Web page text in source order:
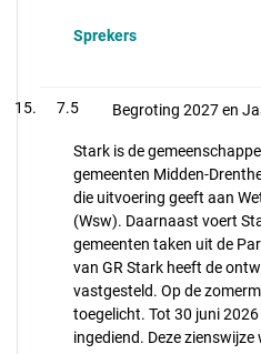
Sprekers
7.5 Begroting 2027 en
Stark is de
gemeenten Midden-
die uitvoering geeft aan
(Wsw). Daarnaast voert
gemeenten taken uit de
van GR Stark heeft de
vastgesteld. Op de
toegelicht. Tot 30 juni
ingediend. Deze